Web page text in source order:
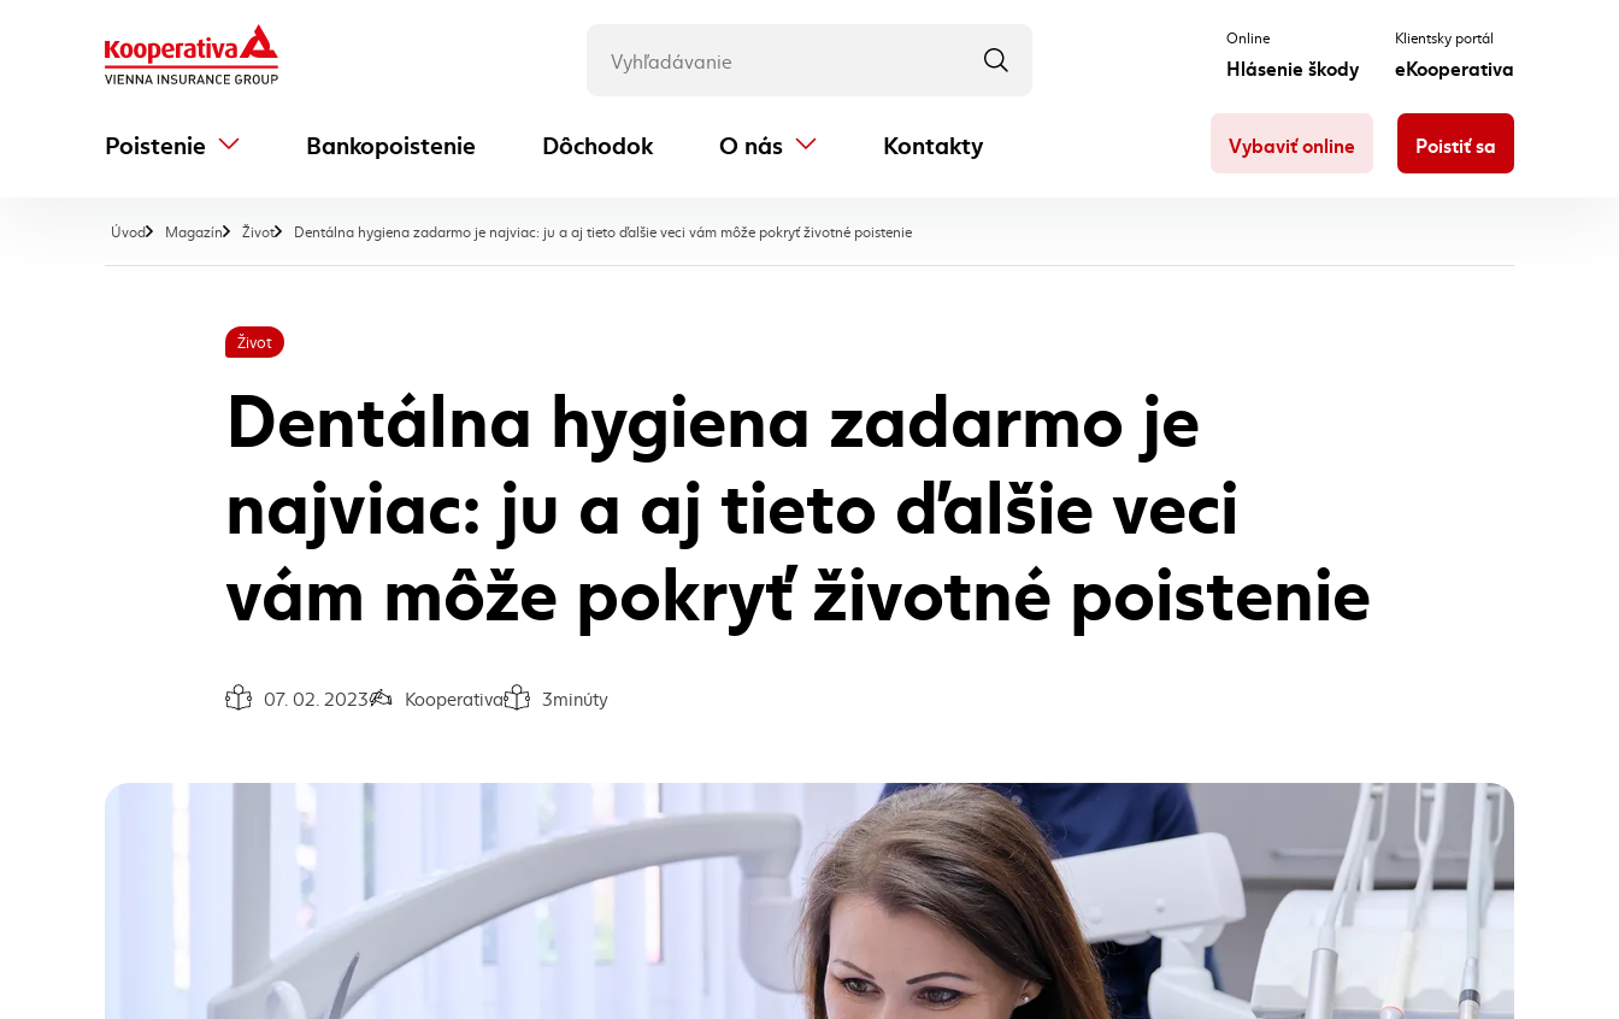
Online
Hlásenie škody
Klientsky portál
eKooperativa
Poistenie Bankopoistenie Dôchodok
(externý odkaz) O nás Kontakty Vybaviť online Poistiť sa
Úvod Magazín Život Dentálna hygiena zadarmo je najviac: ju a aj tieto ďalšie veci vám môže pokryť životné poistenie, aktuálna stránka
Život
Dentálna hygiena zadarmo je
najviac: ju a aj tieto ďalšie veci
vám môže pokryť životné poistenie
Dátum vydania článku:
07. 02. 2023Autor článku:
KooperativaČas na prečítanie článku:
3minúty